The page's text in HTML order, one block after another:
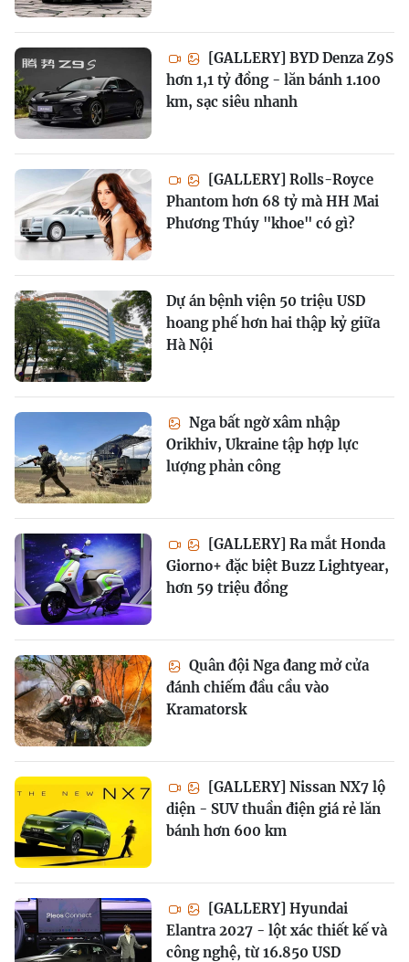
[GALLERY] BYD Denza Z9S
hơn 1,1 tỷ đồng - lăn bánh 1.100
km, sạc siêu nhanh
[GALLERY] Rolls-Royce
Phantom hơn 68 tỷ mà HH Mai
Phương Thúy "khoe" có gì?
Dự án bệnh viện 50 triệu USD
hoang phế hơn hai thập kỷ giữa
Hà Nội
Nga bất ngờ xâm nhập
Orikhiv, Ukraine tập hợp lực
lượng phản công
[GALLERY] Ra mắt Honda
Giorno+ đặc biệt Buzz Lightyear,
hơn 59 triệu đồng
Quân đội Nga đang mở cửa
đánh chiếm đầu cầu vào
Kramatorsk
[GALLERY] Nissan NX7 lộ
diện - SUV thuần điện giá rẻ lăn
bánh hơn 600 km
[GALLERY] Hyundai
Elantra 2027 - lột xác thiết kế và
công nghệ, từ 16.850 USD